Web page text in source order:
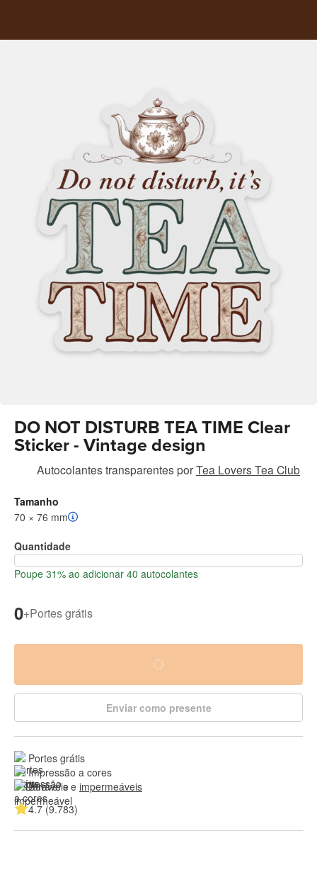
DO NOT DISTURB TEA TIME Clear
Sticker - Vintage design
Autocolantes transparentesporTea Lovers Tea Club
Tamanho
70 × 76 mm
Quantidade
Poupe 31% ao adicionar 40 autocolantes
0+Portes grátis
Enviar como presente
Portes grátis
Impressão a cores
Duráveis e impermeáveis
4.7 (9.783)